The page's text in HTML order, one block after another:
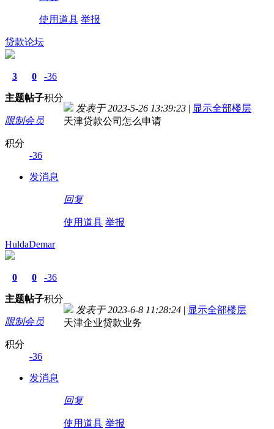
使用道具 举报
贷款论坛
3
主题
0
帖子
-36
积分
限制会员
积分
-36
发消息
发表于 2023-5-26 13:39:23 | 显示全部楼层
天津贷款公司怎么申请
回复
使用道具 举报
HuldaDemar
0
主题
0
帖子
-36
积分
限制会员
积分
-36
发消息
发表于 2023-6-8 11:28:24 | 显示全部楼层
天津企业贷款业务
回复
使用道具 举报